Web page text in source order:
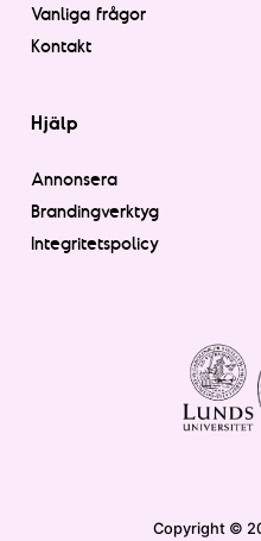
Vanliga frågor
Kontakt
Hjälp
Annonsera
Brandingverktyg
Integritetspolicy
Copyright ©